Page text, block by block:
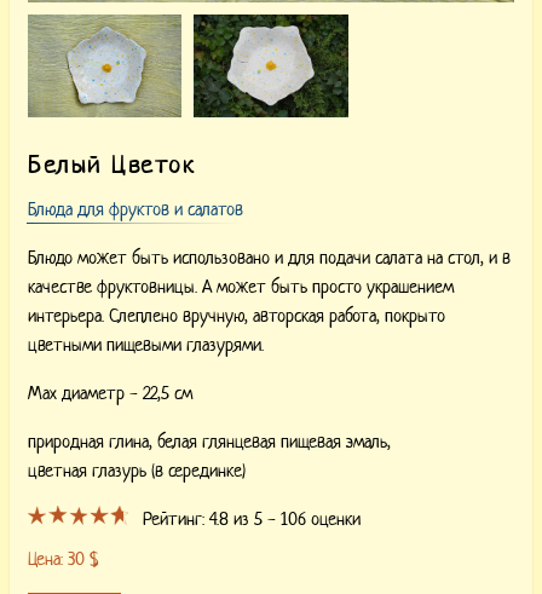
Белый Цветок
Блюда для фруктов и салатов
Блюдо может быть использовано и для подачи салата на стол, и в
качестве фруктовницы. А может быть просто украшением
интерьера. Слеплено вручную, авторская работа, покрыто
цветными пищевыми глазурями.
Max диаметр - 22,5 см
природная глина, белая глянцевая пищевая эмаль,
цветная глазурь (в серединке)
Рейтинг:4.8 из 5 -106 оценки
Цена: 30 $